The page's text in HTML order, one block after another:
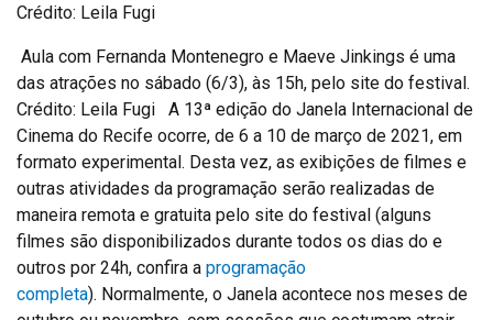
Crédito: Leila Fugi
Aula com Fernanda Montenegro e Maeve Jinkings é uma
das atrações no sábado (6/3), às 15h, pelo site do festival.
Crédito: Leila Fugi A 13ª edição do Janela Internacional de
Cinema do Recife ocorre, de 6 a 10 de março de 2021, em
formato experimental. Desta vez, as exibições de filmes e
outras atividades da programação serão realizadas de
maneira remota e gratuita pelo site do festival (alguns
filmes são disponibilizados durante todos os dias do e
outros por 24h, confira a programação
completa). Normalmente, o Janela acontece nos meses de